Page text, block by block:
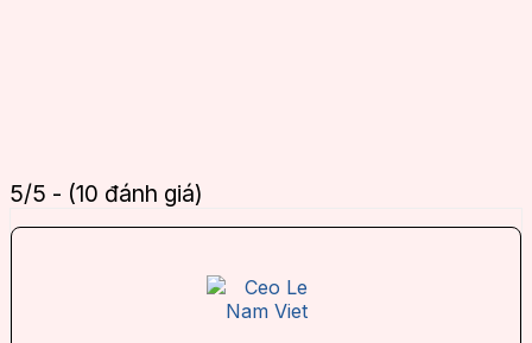
5/5 - (10 đánh giá)